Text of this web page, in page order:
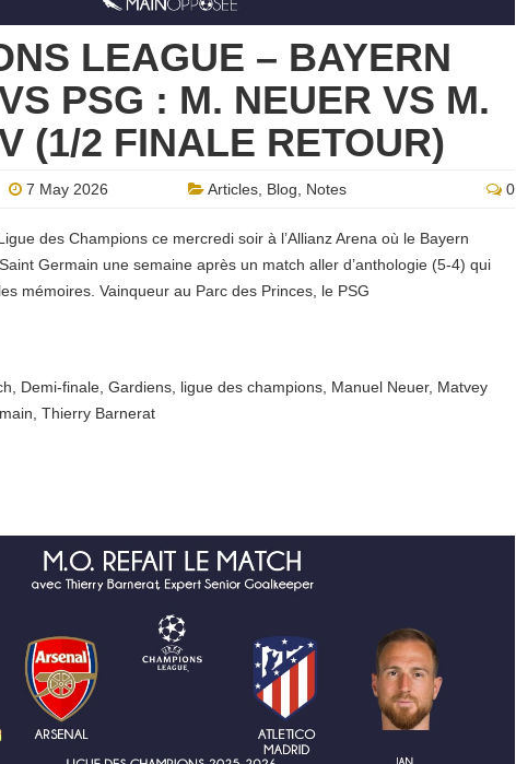
LEAGUE – BAYERN
PSG : M. NEUER VS M.
(1/2 FINALE RETOUR)
7 May 2026 Articles Blog Notes 0
des Champions ce mercredi soir à l’Allianz Arena où le Bayern
Germain une semaine après un match aller d’anthologie (5-4) qui
mémoires. Vainqueur au Parc des Princes, le PSG
Demi-finale Gardiens ligue des champions Manuel Neuer, Matvey
Thierry Barnerat